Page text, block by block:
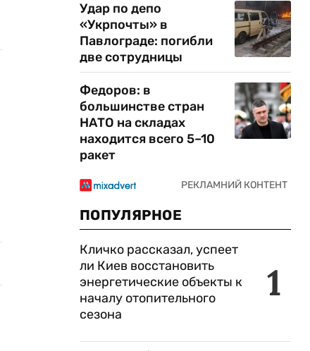
Удар по депо
«Укрпочты» в
Павлограде: погибли
две сотрудницы
Федоров: в
большинстве стран
НАТО на складах
находится всего 5–10
ракет
ПОПУЛЯРНОЕ
1
Кличко рассказал, успеет
ли Киев восстановить
энергетические объекты к
началу отопительного
сезона